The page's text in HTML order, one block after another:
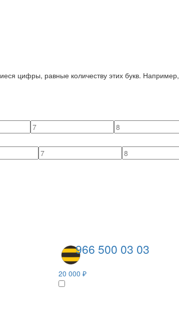
цифры, равные количеству этих букв. Например,
966 500 03 03
20 000 ₽